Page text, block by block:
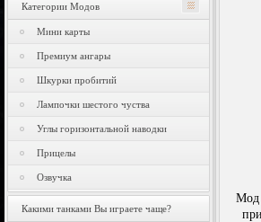
Категории Модов
Мини карты
Премиум ангары
Шкурки пробитий
Лампочки шестого чуства
Углы горизонтальной наводки
Прицелы
Озвучка
Какими танками Вы играете чаще?
Мод